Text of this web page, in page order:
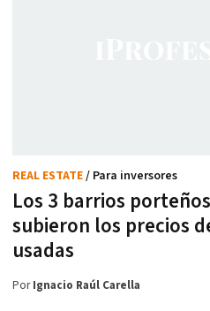
Los 3 barrios
subieron los precios
usadas
REAL ESTATE/ Para inversores
PorIgnacio Raúl Carella